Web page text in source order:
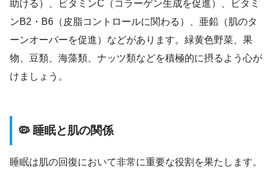
助ける）、ビタミンC（コラーゲン生成を促進）、ビタミ
ンB2・B6（皮脂コントロールに関わる）、亜鉛（肌のタ
ーンオーバーを促進）などがあります。緑黄色野菜、果
物、豆類、海藻類、ナッツ類などを積極的に摂るよう心が
けましょう。
🦠 睡眠と肌の関係
睡眠は肌の回復において非常に重要な役割を果たします。